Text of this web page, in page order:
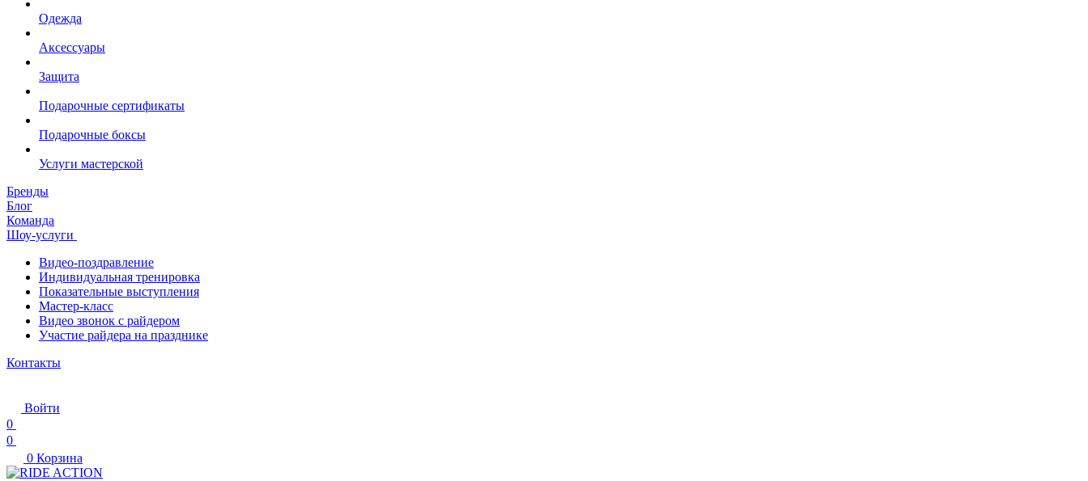
Одежда
Аксессуары
Защита
Подарочные сертификаты
Подарочные боксы
Услуги мастерской
Бренды
Блог
Команда
Шоу-услуги
Видео-поздравление
Индивидуальная тренировка
Показательные выступления
Мастер-класс
Видео звонок с райдером
Участие райдера на празднике
Контакты
Войти
0
0
0 Корзина